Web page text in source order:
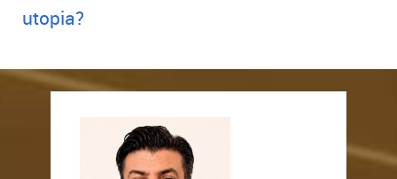
utopia?